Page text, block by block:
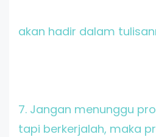
akan hadir dalam
7. Jangan menunggu
tapi berkerjalah, maka